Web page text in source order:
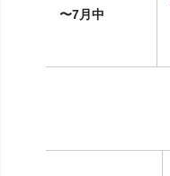
〜7月中